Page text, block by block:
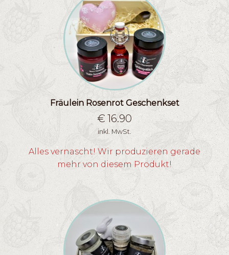
Fräulein Rosenrot Geschenkset
€ 16.90
inkl. MwSt.
Alles vernascht! Wir produzieren gerade
mehr von diesem Produkt!